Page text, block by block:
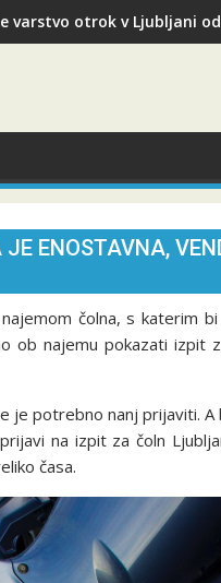
varstvo otrok v Ljubljani
ENOSTAVNA,
čolna, s katerim
najemu pokazati izpit
je potrebno nanj prijaviti.
na izpit za čoln
časa.